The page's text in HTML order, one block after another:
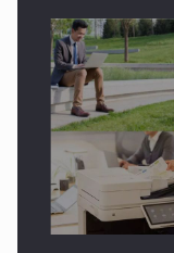
SYCLEF isi
doua…